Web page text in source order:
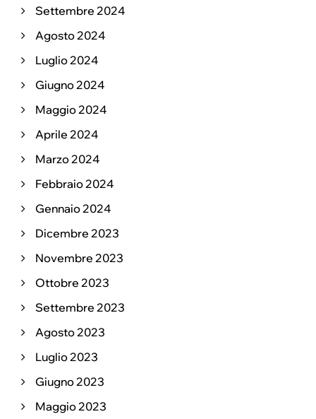
Settembre 2024
Agosto 2024
Luglio 2024
Giugno 2024
Maggio 2024
Aprile 2024
Marzo 2024
Febbraio 2024
Gennaio 2024
Dicembre 2023
Novembre 2023
Ottobre 2023
Settembre 2023
Agosto 2023
Luglio 2023
Giugno 2023
Maggio 2023